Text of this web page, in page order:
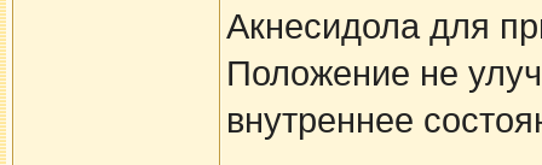
Акнесидола для
Положение не
внутреннее